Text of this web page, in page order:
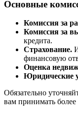
Основные
Комиссия за
Комиссия за
кредита.
Страхование.
финансовую
Оценка
Юридические
Обязательно
вам принимать